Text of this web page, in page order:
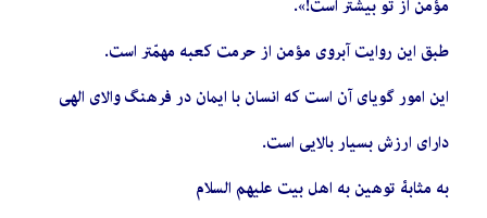
مؤمن از تو بیشتر است!».
طبق این روایت آبروی مؤمن از حرمت كعبه مهمّتر است.
این امور گویای آن است كه انسان با ایمان در فرهنگ والای الهی
دارای ارزش بسیار بالایی است.
به مثابۀ توهین به اهل بیت علیهم السلام